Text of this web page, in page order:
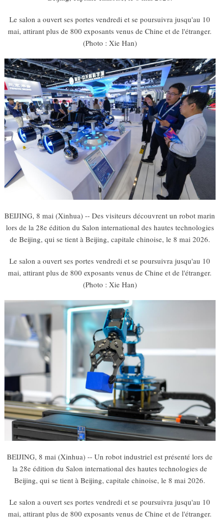
Le salon a ouvert ses portes vendredi et se poursuivra jusqu'au 10
mai, attirant plus de 800 exposants venus de Chine et de l'étranger.
(Photo : Xie Han)
BEIJING, 8 mai (Xinhua) -- Des visiteurs découvrent un robot marin
lors de la 28e édition du Salon international des hautes technologies
de Beijing, qui se tient à Beijing, capitale chinoise, le 8 mai 2026.
Le salon a ouvert ses portes vendredi et se poursuivra jusqu'au 10
mai, attirant plus de 800 exposants venus de Chine et de l'étranger.
(Photo : Xie Han)
BEIJING, 8 mai (Xinhua) -- Un robot industriel est présenté lors de
la 28e édition du Salon international des hautes technologies de
Beijing, qui se tient à Beijing, capitale chinoise, le 8 mai 2026.
Le salon a ouvert ses portes vendredi et se poursuivra jusqu'au 10
mai, attirant plus de 800 exposants venus de Chine et de l'étranger.